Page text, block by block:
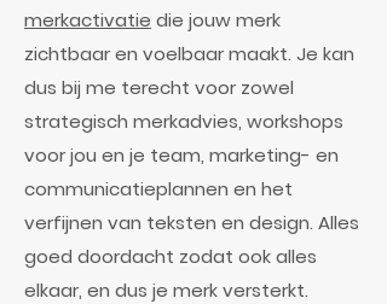
merkactivatie die jouw merk
zichtbaar en voelbaar maakt. Je kan
dus bij me terecht voor zowel
strategisch merkadvies, workshops
voor jou en je team, marketing- en
communicatieplannen en het
verfijnen van teksten en design. Alles
goed doordacht zodat ook alles
elkaar, en dus je merk versterkt.